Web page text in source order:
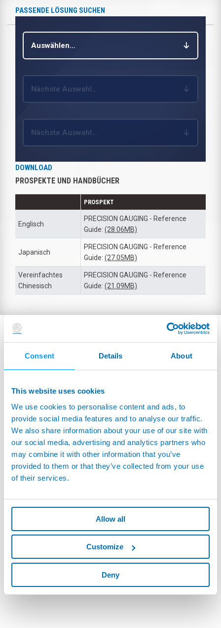
Consent Details About
This website uses cookies
We use cookies to personalise content and ads, to
provide social media features and to analyse our traffic.
We also share information about your use of our site with
our social media, advertising and analytics partners who
may combine it with other information that you’ve
provided to them or that they’ve collected from your use
of their services.
Allow all
Customize
Deny
PASSENDE LÖSUNG SUCHEN
Auswählen…
Nächste Auswahl…
Nächste Auswahl…
DOWNLOAD
PROSPEKTE UND HANDBÜCHER
PROSPEKT
Englisch
PRECISION GAUGING - Reference
Guide: (28.06MB)
Japanisch
PRECISION GAUGING - Reference
Guide: (27.05MB)
Vereinfachtes
Chinesisch
PRECISION GAUGING - Reference
Guide: (21.09MB)